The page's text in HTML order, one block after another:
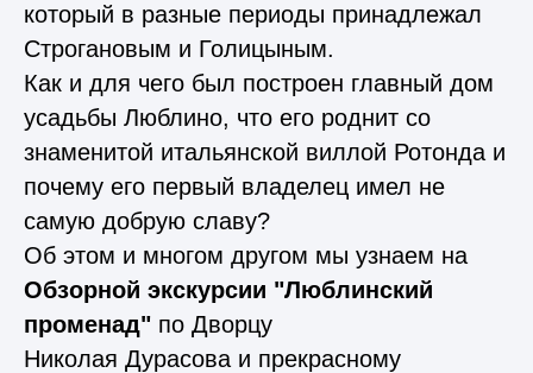
который в разные периоды принадлежал
Строгановым и Голицыным.
Как и для чего был построен главный дом
усадьбы Люблино, что его роднит со
знаменитой итальянской виллой Ротонда и
почему его первый владелец имел не
самую добрую славу?
Об этом и многом другом мы узнаем на
Обзорной экскурсии "Люблинский
променад" по Дворцу
Николая Дурасова и прекрасному